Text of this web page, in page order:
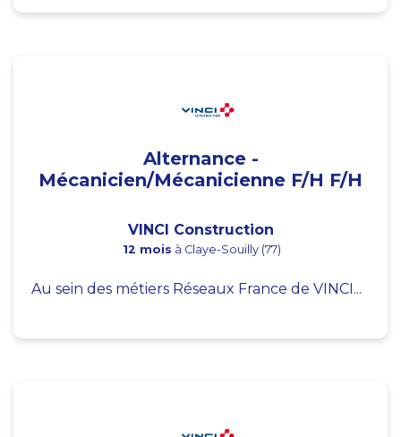
Alternance -
Mécanicien/Mécanicienne F/H F/H
VINCI Construction
12 mois à Claye-Souilly (77)
Au sein des métiers Réseaux France de VINCI...